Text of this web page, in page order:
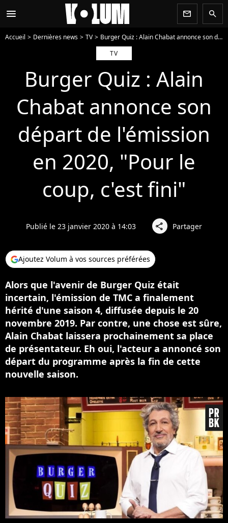
menu newsletter search
Accueil Dernières news TV
Burger Quiz : Alain Chabat annonce son départ de l'émission en 2020, "Pour le coup, c'est fini"
TV
Burger Quiz : Alain
Chabat annonce son
départ de l'émission
en 2020, "Pour le
coup, c'est fini"
Publié le 23 janvier 2020 à 14:03 share Partager
Ajoutez Volum à vos sources préférées
Alors que l'avenir de Burger Quiz était
incertain, l'émission de TMC a finalement
hérité d'une saison 4, diffusée depuis le 20
novembre 2019. Par contre, une chose est sûre,
Alain Chabat laissera prochainement sa place
de présentateur. Eh oui, l'acteur a annoncé son
départ du programme après la fin de cette
nouvelle saison.